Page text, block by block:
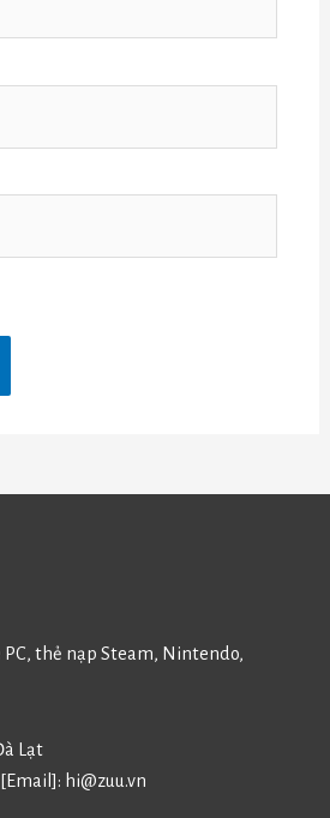
PC, thẻ nạp Steam, Nintendo,
Lạt
[Email]: hi@zuu.vn